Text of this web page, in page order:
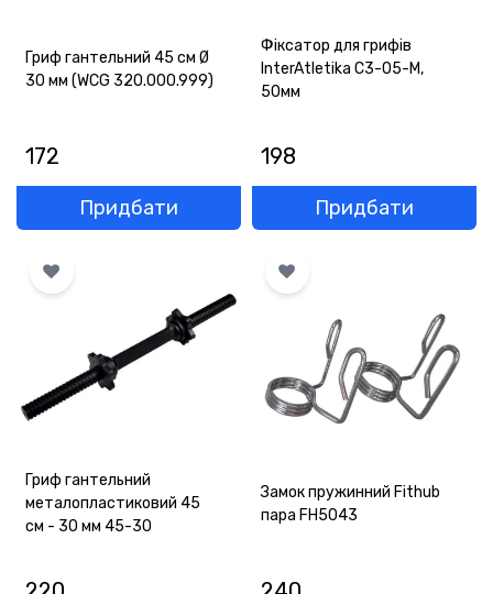
Гриф гантельний 45 см Ø
30 мм (WCG 320.000.999)
172
Придбати
Фіксатор для грифів
InterAtletika C3-05-M,
50мм
198
Придбати
Гриф гантельний
металопластиковий 45
см - 30 мм 45-30
Замок пружинний Fithub
пара FH5043